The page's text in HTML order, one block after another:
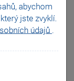
abychom
jste zvyklí.
údajů .